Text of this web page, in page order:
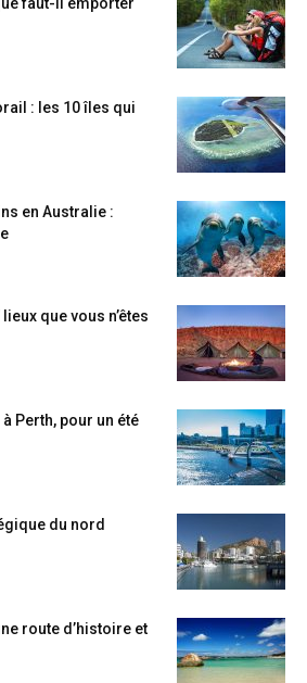
: les 10 îles qui
en Australie :
que vous n’êtes
Perth, pour un été
du nord
route d’histoire et